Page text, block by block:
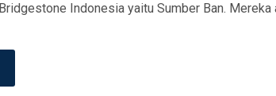
Indonesia yaitu Sumber Ban.